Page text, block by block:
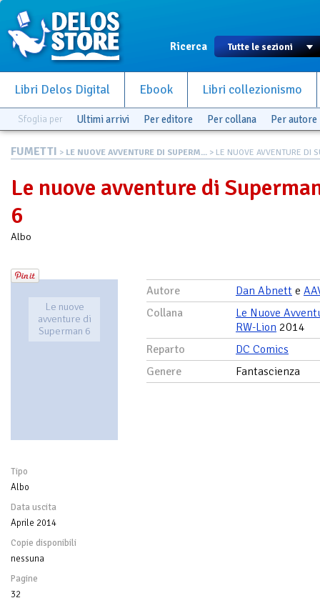
Ricerca
Libri Delos Digital Ebook Libri collezionismo
Sfoglia per Ultimi arrivi Per editore Per collana Per autore
FUMETTI > LE NUOVE AVVENTURE DI SUPERM... > LE NUOVE AVVENTURE DI
Le nuove avventure di
6
Albo
Le nuove
avventure di
Superman 6
Tipo
Albo
Data uscita
Aprile 2014
Copie disponibili
nessuna
Pagine
32
Autore Dan Abnett e
Collana
Le Nuove
RW-Lion 2014
Reparto
DC Comics
Genere
Fantascienza